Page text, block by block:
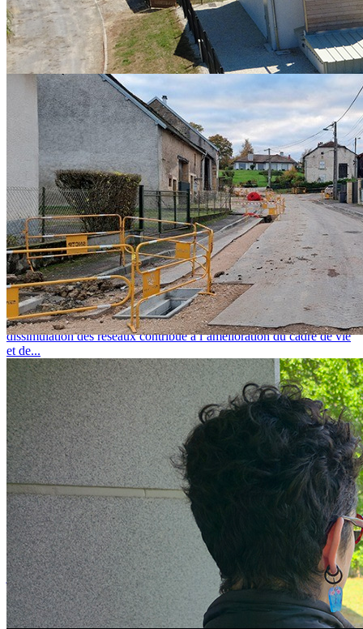
Contrat de Chaleur Renouvelable Territorial
mercredi 29 juillet 2026
CHALEUR RENOUVELABLE : DES AIDES POUR PASSER
À L'ACTION Depuis 2023, le SIED 70 pilote, pour le compte de
l’État et par l’intermédiaire de l’ADEME, le...
L'actualité des réseaux-secs
lundi 20 juillet 2026
APPEL À PROJETS DISSIMULATION DES RÉSEAUX
ENTERRER LES RÉSEAUX : POUR QUOI FAIRE ? La
dissimulation des réseaux contribue à l’amélioration du cadre de vie
et de...
Appel à projets Maîtrise de l’Énergie des Bâtiments 2026-2028
jeudi 16 juillet 2026
MAÎTRISE DE L’ÉNERGIE DES BÂTIMENTS : COMMENT
RÉDUIRE DURABLEMENT LES CONSOMMATIONS ? Afin
d'accompagner les collectivités dans la...